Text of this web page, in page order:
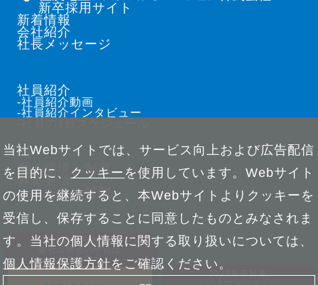
新卒採用サイト
新着情報
会社紹介
社長メッセージ
社員紹介
-社員紹介動画
-社員紹介インタビュー
働く環境・制度
募集要項
よくあるご質問
2027年卒対象
会社説明会の申込は
こちらから
2028年卒対象
当社Webサイトでは、サービス向上および広告配信
を目的に、 クッキー を使用しています。Webサイト
の使用を継続すると、本Webサイトよりクッキーを
受信し、保存することに同意したものとみなされま
す。当社の個人情報に関する取り扱いについては、
個人情報保護方針をご確認ください。